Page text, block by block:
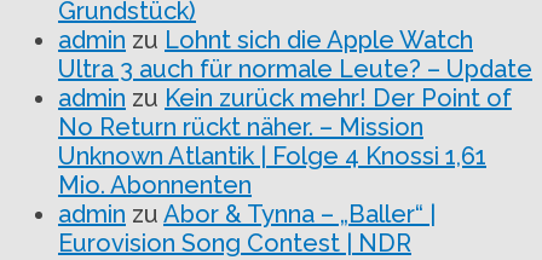
Grundstück)
admin zu Lohnt sich die Apple Watch
Ultra 3 auch für normale Leute? – Update
admin zu Kein zurück mehr! Der Point of
No Return rückt näher. – Mission
Unknown Atlantik | Folge 4 Knossi 1,61
Mio. Abonnenten
admin zu Abor & Tynna – „Baller“ |
Eurovision Song Contest | NDR